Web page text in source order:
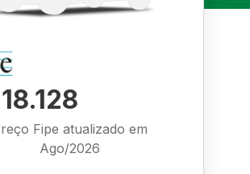
Fipe atualizado em
Ago/2026